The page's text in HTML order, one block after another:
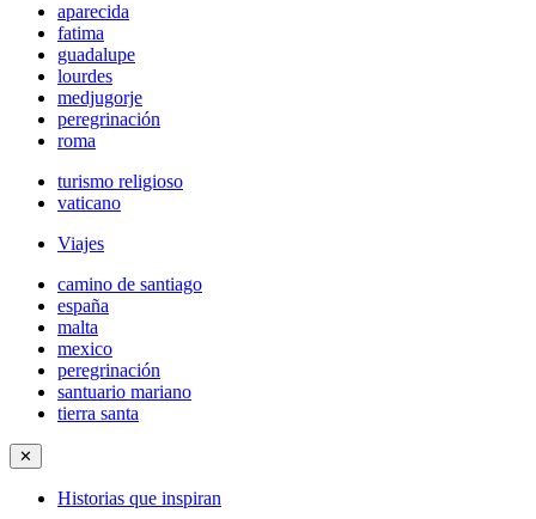
aparecida
fatima
guadalupe
lourdes
medjugorje
peregrinación
roma
turismo religioso
vaticano
Viajes
camino de santiago
españa
malta
mexico
peregrinación
santuario mariano
tierra santa
✕
Historias que inspiran